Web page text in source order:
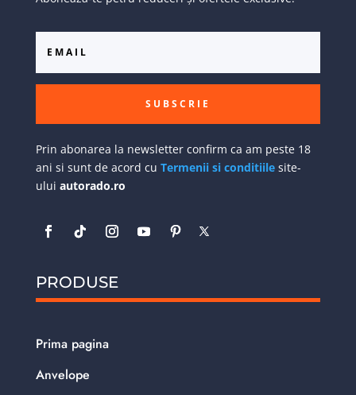
SUBSCRIE
Prin abonarea la newsletter confirm ca am peste 18
ani si sunt de acord cu Termenii si conditiilesite-
ului autorado.ro
PRODUSE
Prima pagina
Anvelope